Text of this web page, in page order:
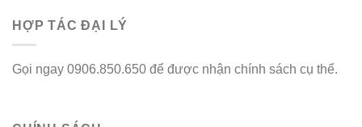
HỢP TÁC ĐẠI LÝ
Gọi ngay 0906.850.650 để được nhận chính sách cụ thể.